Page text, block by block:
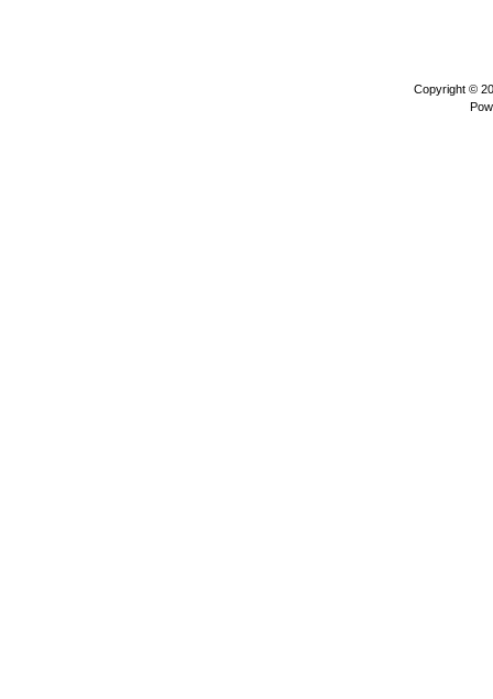
Copyright ©